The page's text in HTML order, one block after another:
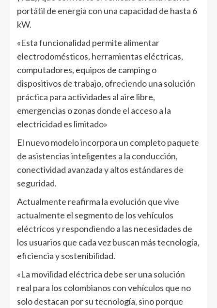
portátil de energía con una capacidad de hasta 6
kW.
«Esta funcionalidad permite alimentar
electrodomésticos, herramientas eléctricas,
computadores, equipos de camping o
dispositivos de trabajo, ofreciendo una solución
práctica para actividades al aire libre,
emergencias o zonas donde el acceso a la
electricidad es limitado»
El nuevo modelo incorpora un completo paquete
de asistencias inteligentes a la conducción,
conectividad avanzada y altos estándares de
seguridad.
Actualmente reafirma la evolución que vive
actualmente el segmento de los vehículos
eléctricos y respondiendo a las necesidades de
los usuarios que cada vez buscan más tecnología,
eficiencia y sostenibilidad.
«La movilidad eléctrica debe ser una solución
real para los colombianos con vehículos que no
solo destacan por su tecnología, sino porque